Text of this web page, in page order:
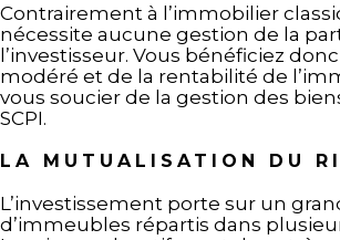
Contrairement à l’immobilier
nécessite aucune gestion de la
l’investisseur. Vous bénéficiez
modéré et de la rentabilité de
vous soucier de la gestion des
SCPI.
LA MUTUALISATION DU
L’investissement porte sur un
d’immeubles répartis dans